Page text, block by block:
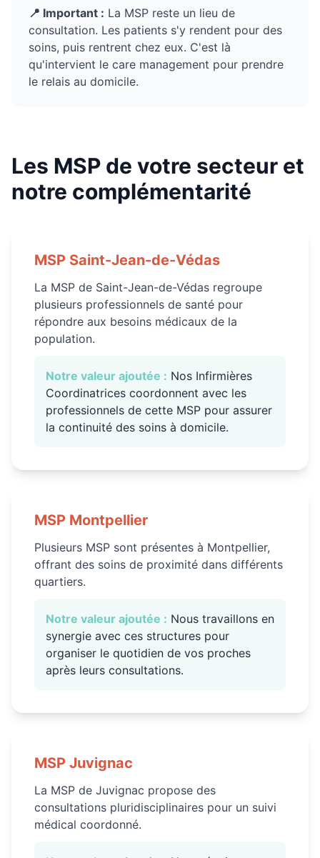
📍 Important : La MSP reste un lieu de
consultation. Les patients s'y rendent pour des
soins, puis rentrent chez eux. C'est là
qu'intervient le care management pour prendre
le relais au domicile.
Les MSP de votre secteur et
notre complémentarité
MSP Saint-Jean-de-Védas
La MSP de Saint-Jean-de-Védas regroupe
plusieurs professionnels de santé pour
répondre aux besoins médicaux de la
population.
Notre valeur ajoutée : Nos Infirmières
Coordinatrices coordonnent avec les
professionnels de cette MSP pour assurer
la continuité des soins à domicile.
MSP Montpellier
Plusieurs MSP sont présentes à Montpellier,
offrant des soins de proximité dans différents
quartiers.
Notre valeur ajoutée : Nous travaillons en
synergie avec ces structures pour
organiser le quotidien de vos proches
après leurs consultations.
MSP Juvignac
La MSP de Juvignac propose des
consultations pluridisciplinaires pour un suivi
médical coordonné.